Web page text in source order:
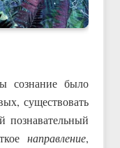
сознание было
существовать
познавательный
направление,